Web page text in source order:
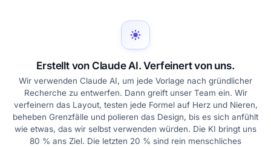
Erstellt von Claude AI. Verfeinert von uns.
Wir verwenden Claude AI, um jede Vorlage nach gründlicher
Recherche zu entwerfen. Dann greift unser Team ein. Wir
verfeinern das Layout, testen jede Formel auf Herz und Nieren,
beheben Grenzfälle und polieren das Design, bis es sich anfühlt
wie etwas, das wir selbst verwenden würden. Die KI bringt uns
80 % ans Ziel. Die letzten 20 % sind rein menschliches